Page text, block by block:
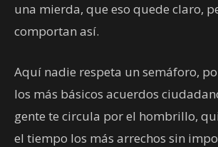
una mierda, que eso quede claro,
comportan así.
Aquí nadie respeta un semáforo,
los más básicos acuerdos
gente te circula por el hombrillo,
el tiempo los más arrechos sin